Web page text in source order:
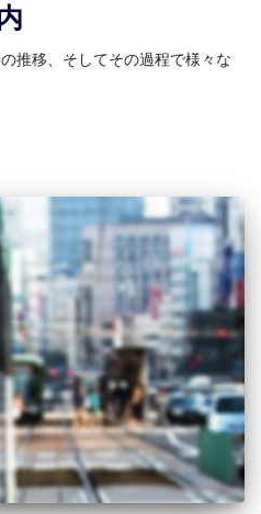
推移、そしてその過程で様々な